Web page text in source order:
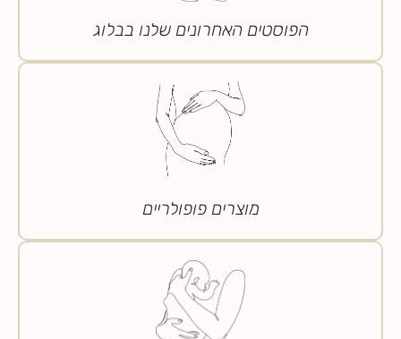
הפוסטים האחרונים שלנו בבלוג
מוצרים פופולריים